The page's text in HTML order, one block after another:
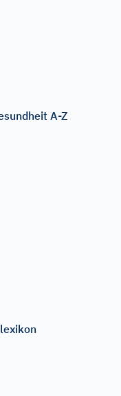
A-Z